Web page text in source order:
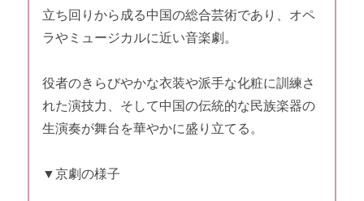
立ち回りから成る中国の総合芸術であり、オペ
ラやミュージカルに近い音楽劇。
役者のきらびやかな衣装や派手な化粧に訓練さ
れた演技力、そして中国の伝統的な民族楽器の
生演奏が舞台を華やかに盛り立てる。
▼京劇の様子